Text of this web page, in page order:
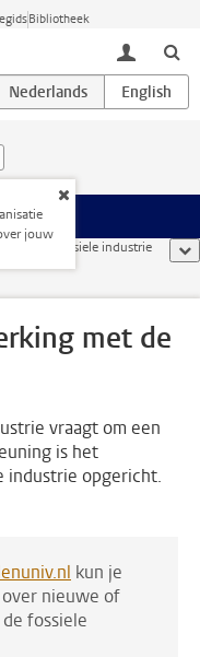
Bibliotheek
toggle
jouw
met de fossiele industrie
met de
vraagt om een
is het
industrie opgericht.
kun je
nieuwe of
fossiele